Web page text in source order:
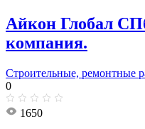
Айкон Глобал
компания.
Строительные, ремонтные
0
1650